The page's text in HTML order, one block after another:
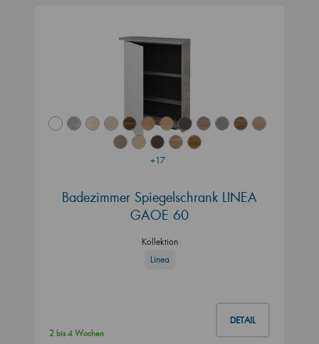
+17
Badezimmer Spiegelschrank LINEA
GAOE 60
Kollektion
Linea
DETAIL
2 bis 4 Wochen